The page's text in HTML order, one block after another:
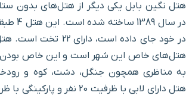
هتل نگین بابل یکی دیگر از هتل‌های بدون
در خود جای داده است،
هتل‌های خاص این شهر است و این خاص بودن
به مناظری همچون جنگل، دشت، کوه و